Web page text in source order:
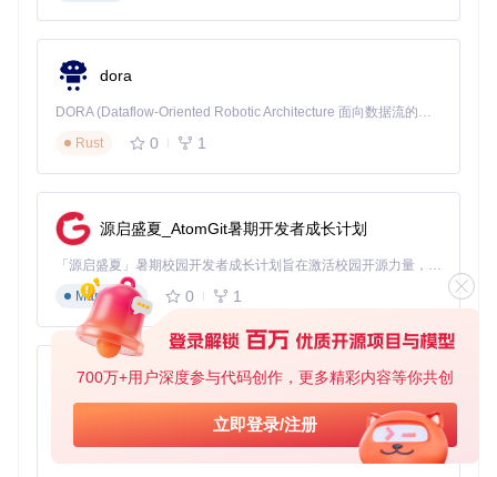
700万+用户深度参与代码创作，更多精彩内容等你共创
立即登录/注册
配置智能停转方案
在FanControl中创建新的"触发式曲线"
设置温度阈值：低于50°C时转速0%，高于55°C时转速4
0%
适用场景：追求静音体验的办公用户和轻度使用者
实施难度
：中（需理解温度曲线设置原理）
风险提示 ：设置过低的启动温度可能导致显卡在高负载时散热
不足
安装专用传感器插件
🔧实施步骤：
下载并安装NvThermalSensors插件
在FanControl中启用新增的传感器数据源
基于GPU热点温度和显存温度创建混合控制曲线
适用场景：需要精准监控显存温度的内容创作者
dora
DORA (Dataflow-Oriented Robotic Architecture 面向数据流的机器人架构) 是为 AI 与具身智能机器人打造的高性能开发框架，以数据流范式重构开发逻辑，原生支持分布式部署与端边云协同 —— 无需复杂适配，即可实现一体端到端具身大小脑、VLA等模型部署，无缝衔接感知、推理、控制全链路，让 AI 能力与机器人动作深度融合。 依托 Rust 内核与零拷贝通信技术，它将具身大小脑、VLA等模型推理、多模态数据融合延迟压缩至微秒级，同时兼容 ROS2 生态与国产 AI 芯片，彻底降低具身智能机器人的开发门槛，让分布式部署下的 AI 赋能创新更高效、更灵活。
Rust
0 1
源启盛夏_AtomGit暑期开发者成长计划
「源启盛夏」暑期校园开发者成长计划旨在激活校园开源力量，通过积分激励、认证扶持、资源倾斜等形式，引导高校组织和开发者完成「入驻 — 建项目 — 做贡献 — 获认证 — 得资源」的完整闭环。无论你是想带领社团入驻平台的组织者，还是希望用代码贡献证明自己的开发者，都能在这里找到属于你的成长路径。
Markdown
0 1
py-xiaozhi
基于Python的Xiaozhi AI，适用于想要完整Xiaozhi体验而无需拥有专用硬件的用户。
Python
0 1